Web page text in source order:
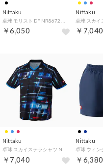
Nittaku
￥6,050
Nittaku
￥7,040
Nittaku
￥7,040
Nittaku
￥6,380